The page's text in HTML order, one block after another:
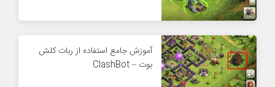
آموزش جامع استفاده از ربات کلش
بوت – ClashBot